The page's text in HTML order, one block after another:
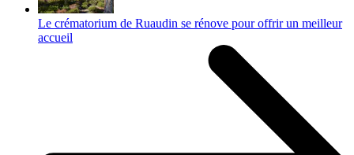
Le crématorium de Ruaudin se rénove pour offrir un meilleur
accueil